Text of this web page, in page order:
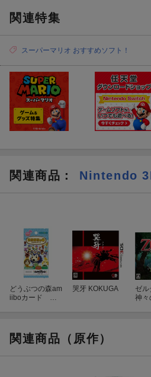
関連特集
スーパーマリオ おすすめソフト！
関連商品 ： Nintendo
どうぶつの森am
iiboカード 第3
哭牙 KOKUGA
ゼ
神々
関連商品（原作）